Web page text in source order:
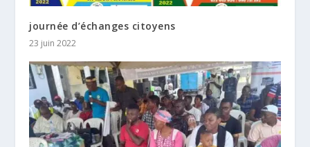
journée d’échanges citoyens
23 juin 2022